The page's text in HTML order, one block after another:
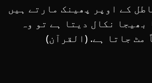
کے اوپر پھینک مارتے ہیں
بھیجا نکال دیتا ہے تو وہ
مٹ جاتا ہے. (القرآن)